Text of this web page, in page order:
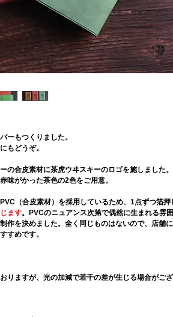
ーもつくりました。
もどうぞ。
の合皮素材に茶虎ウヰスキーのロゴを施しました。
味がかった茶色の2色をご用意。
（合皮素材）を採用しているため、1点ずつ箔押
ます。PVCのニュアンス次第で偶然に生まれる雰
作を決めました。全く同じものはないので、店舗
すめです。
りますが、光の加減で若干の差が生じる場合がご